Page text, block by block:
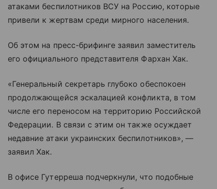
атаками беспилотников ВСУ на Россию, которые
привели к жертвам среди мирного населения.
Об этом на пресс-брифинге заявил заместитель
его официального представителя Фархан Хак.
«Генеральный секретарь глубоко обеспокоен
продолжающейся эскалацией конфликта, в том
числе его переносом на территорию Российской
Федерации. В связи с этим он также осуждает
недавние атаки украинских беспилотников», —
заявил Хак.
В офисе Гутерреша подчеркнули, что подобные